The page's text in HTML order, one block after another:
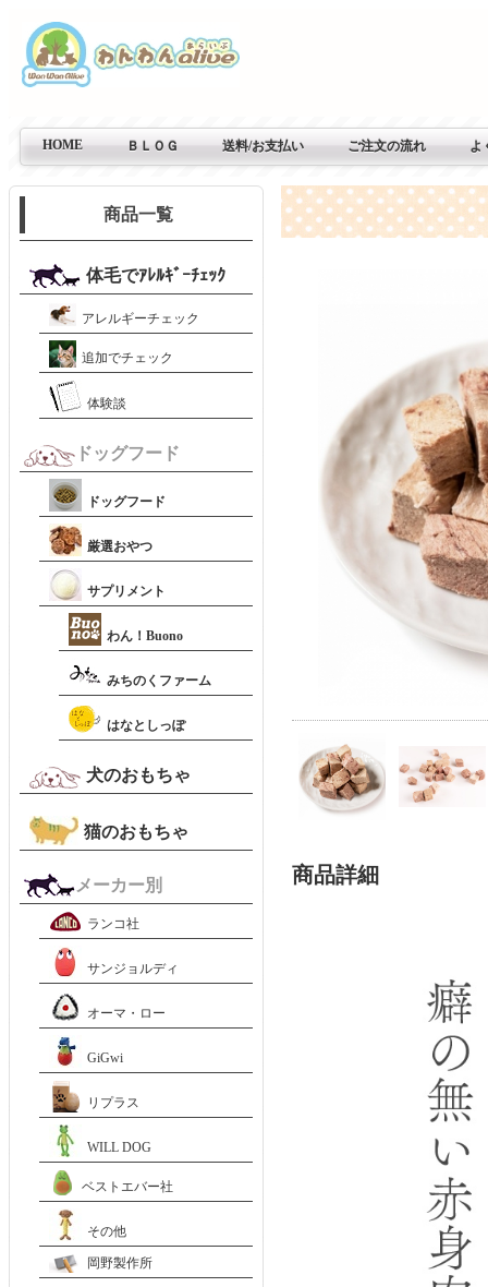
HOME ＢＬＯＧ 送料/お支払い ご注文の流れ よ
商品詳細
商品一覧
体毛でｱﾚﾙｷﾞｰﾁｪｯｸ
アレルギーチェック
追加でチェック
体験談
ドッグフード
ドッグフード
厳選おやつ
サプリメント
わん！Buono
みちのくファーム
はなとしっぽ
犬のおもちゃ
猫のおもちゃ
メーカー別
ランコ社
サンジョルディ
オーマ・ロー
GiGwi
リプラス
WILL DOG
ベストエバー社
その他
岡野製作所